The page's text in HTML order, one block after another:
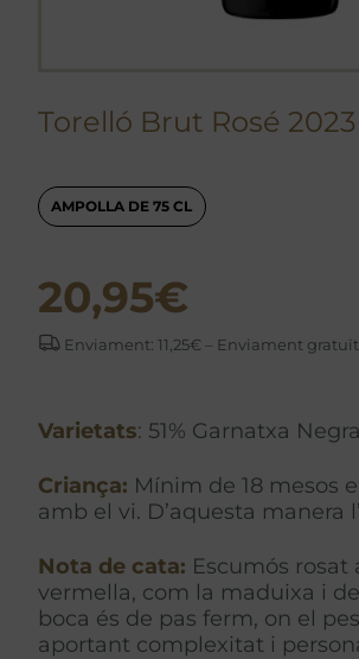
Torelló Brut Rosé 2023
AMPOLLA DE 75 CL
20,95€
Enviament: 11,25€ – Enviament
Varietats: 51% Garnatxa
Criança: Mínim de 18 mesos
amb el vi. D’aquesta manera
Nota de cata: Escumós
vermella, com la maduixa i
boca és de pas ferm, on el
aportant complexitat i